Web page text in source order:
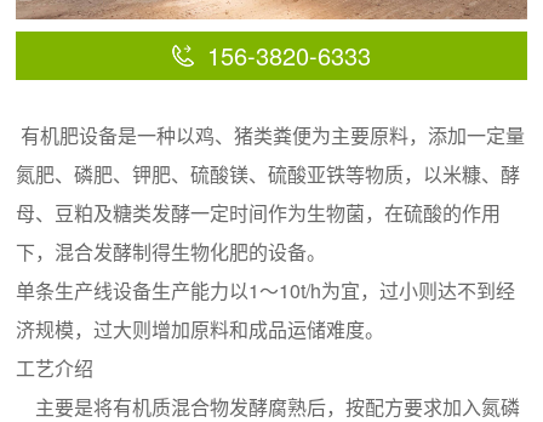
156-3820-6333
有机肥设备是一种以鸡、猪类粪便为主要原料，添加一定量
氮肥、磷肥、钾肥、硫酸镁、硫酸亚铁等物质，以米糠、酵
母、豆粕及糖类发酵一定时间作为生物菌，在硫酸的作用
下，混合发酵制得生物化肥的设备。
单条生产线设备生产能力以1～10t/h为宜，过小则达不到经
济规模，过大则增加原料和成品运储难度。
工艺介绍
主要是将有机质混合物发酵腐熟后，按配方要求加入氮磷